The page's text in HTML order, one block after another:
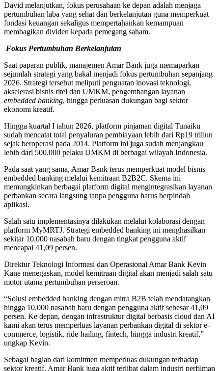
David melanjutkan, fokus perusahaan ke depan adalah menjaga
pertumbuhan laba yang sehat dan berkelanjutan guna memperkuat
fondasi keuangan sekaligus mempertahankan kemampuan
membagikan dividen kepada pemegang saham.
Fokus Pertumbuhan Berkelanjutan
Saat paparan publik, manajemen Amar Bank juga memaparkan
sejumlah strategi yang bakal menjadi fokus pertumbuhan sepanjang
2026. Strategi tersebut meliputi penguatan inovasi teknologi,
akselerasi bisnis ritel dan UMKM, pengembangan layanan
embedded banking, hingga perluasan dukungan bagi sektor
ekonomi kreatif.
Hingga kuartal I tahun 2026, platform pinjaman digital Tunaiku
sudah mencatat total penyaluran pembiayaan lebih dari Rp19 triliun
sejak beroperasi pada 2014. Platform ini juga sudah menjangkau
lebih dari 500.000 pelaku UMKM di berbagai wilayah Indonesia.
Pada saat yang sama, Amar Bank terus memperkuat model bisnis
embedded banking melalui kemitraan B2B2C. Skema ini
memungkinkan berbagai platform digital mengintegrasikan layanan
perbankan secara langsung tanpa pengguna harus berpindah
aplikasi.
Salah satu implementasinya dilakukan melalui kolaborasi dengan
platform MyMRTJ. Strategi embedded banking ini menghasilkan
sekitar 10.000 nasabah baru dengan tingkat pengguna aktif
mencapai 41,09 persen.
Direktur Teknologi Informasi dan Operasional Amar Bank Kevin
Kane menegaskan, model kemitraan digital akan menjadi salah satu
motor utama pertumbuhan perseroan.
“Solusi embedded banking dengan mitra B2B telah mendatangkan
hingga 10.000 nasabah baru dengan pengguna aktif sebesar 41,09
persen. Ke depan, dengan infrastruktur digital berbasis cloud dan AI
kami akan terus memperluas layanan perbankan digital di sektor e-
commerce, logistik, ride-hailing, fintech, hingga industri kreatif,”
ungkap Kevin.
Sebagai bagian dari komitmen memperluas dukungan terhadap
sektor kreatif, Amar Bank juga aktif terlibat dalam industri perfilman